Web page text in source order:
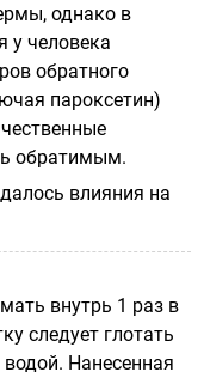
однако в
у человека
обратного
пароксетин)
обратимым.
влияния на
внутрь 1 раз в
следует глотать
Нанесенная